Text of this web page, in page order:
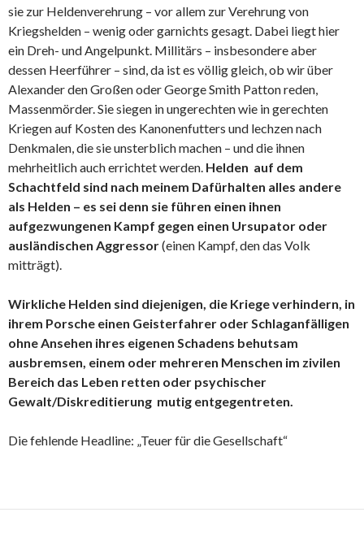
sie zur Heldenverehrung – vor allem zur Verehrung von
Kriegshelden – wenig oder garnichts gesagt. Dabei liegt hier
ein Dreh- und Angelpunkt. Millitärs – insbesondere aber
dessen Heerführer – sind, da ist es völlig gleich, ob wir über
Alexander den Großen oder George Smith Patton reden,
Massenmörder. Sie siegen in ungerechten wie in gerechten
Kriegen auf Kosten des Kanonenfutters und lechzen nach
Denkmalen, die sie unsterblich machen – und die ihnen
mehrheitlich auch errichtet werden. Helden auf dem
Schachtfeld sind nach meinem Dafürhalten alles andere
als Helden – es sei denn sie führen einen ihnen
aufgezwungenen Kampf gegen einen Ursupator oder
ausländischen Aggressor(einen Kampf, den das Volk
mitträgt).
Wirkliche Helden sind diejenigen, die Kriege verhindern, in
ihrem Porsche einen Geisterfahrer oder Schlaganfälligen
ohne Ansehen ihres eigenen Schadens behutsam
ausbremsen, einem oder mehreren Menschen im zivilen
Bereich das Leben retten oder psychischer
Gewalt/Diskreditierung mutig entgegentreten.
Die fehlende Headline: „Teuer für die Gesellschaft“